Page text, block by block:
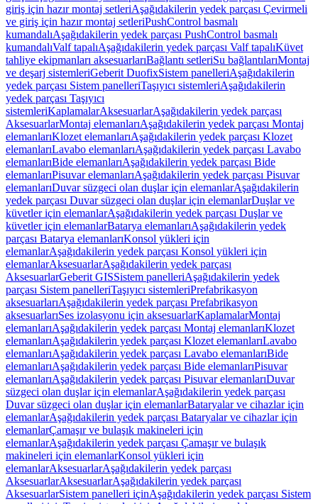
giriş için hazır montaj setleriAşağıdakilerin yedek parçası Çevirmeli
ve giriş için hazır montaj setleriPushControl basmalı
kumandalıAşağıdakilerin yedek parçası PushControl basmalı
kumandalıValf tapalıAşağıdakilerin yedek parçası Valf tapalıKüvet
tahliye ekipmanları aksesuarlarıBağlantı setleriSu bağlantılarıMontaj
ve deşarj sistemleriGeberit DuofixSistem panelleriAşağıdakilerin
yedek parçası Sistem panelleriTaşıyıcı sistemleriAşağıdakilerin
yedek parçası Taşıyıcı
sistemleriKaplamalarAksesuarlarAşağıdakilerin yedek parçası
AksesuarlarMontaj elemanlarıAşağıdakilerin yedek parçası Montaj
elemanlarıKlozet elemanlarıAşağıdakilerin yedek parçası Klozet
elemanlarıLavabo elemanlarıAşağıdakilerin yedek parçası Lavabo
elemanlarıBide elemanlarıAşağıdakilerin yedek parçası Bide
elemanlarıPisuvar elemanlarıAşağıdakilerin yedek parçası Pisuvar
elemanlarıDuvar süzgeci olan duşlar için elemanlarAşağıdakilerin
yedek parçası Duvar süzgeci olan duşlar için elemanlarDuşlar ve
küvetler için elemanlarAşağıdakilerin yedek parçası Duşlar ve
küvetler için elemanlarBatarya elemanlarıAşağıdakilerin yedek
parçası Batarya elemanlarıKonsol yükleri için
elemanlarAşağıdakilerin yedek parçası Konsol yükleri için
elemanlarAksesuarlarAşağıdakilerin yedek parçası
AksesuarlarGeberit GISSistem panelleriAşağıdakilerin yedek
parçası Sistem panelleriTaşıyıcı sistemleriPrefabrikasyon
aksesuarlarıAşağıdakilerin yedek parçası Prefabrikasyon
aksesuarlarıSes izolasyonu için aksesuarlarKaplamalarMontaj
elemanlarıAşağıdakilerin yedek parçası Montaj elemanlarıKlozet
elemanlarıAşağıdakilerin yedek parçası Klozet elemanlarıLavabo
elemanlarıAşağıdakilerin yedek parçası Lavabo elemanlarıBide
elemanlarıAşağıdakilerin yedek parçası Bide elemanlarıPisuvar
elemanlarıAşağıdakilerin yedek parçası Pisuvar elemanlarıDuvar
süzgeci olan duşlar için elemanlarAşağıdakilerin yedek parçası
Duvar süzgeci olan duşlar için elemanlarBataryalar ve cihazlar için
elemanlarAşağıdakilerin yedek parçası Bataryalar ve cihazlar için
elemanlarÇamaşır ve bulaşık makineleri için
elemanlarAşağıdakilerin yedek parçası Çamaşır ve bulaşık
makineleri için elemanlarKonsol yükleri için
elemanlarAksesuarlarAşağıdakilerin yedek parçası
AksesuarlarAksesuarlarAşağıdakilerin yedek parçası
AksesuarlarSistem panelleri içinAşağıdakilerin yedek parçası Sistem